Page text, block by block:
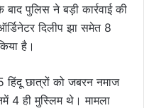
पुलिस ने बड़ी कार्रवाई की
दिलीप झा समेत 8
है।
छात्रों को जबरन नमाज
4 ही मुस्लिम थे। मामला